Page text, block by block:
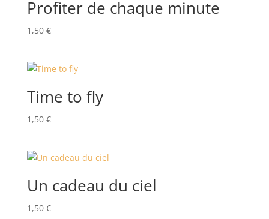
Profiter de chaque minute
1,50 €
Time to fly
1,50 €
Un cadeau du ciel
1,50 €